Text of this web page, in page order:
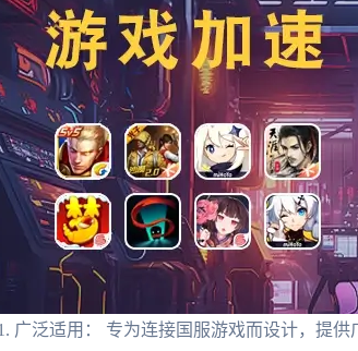
广泛适用： 专为连接国服游戏而设计，提供